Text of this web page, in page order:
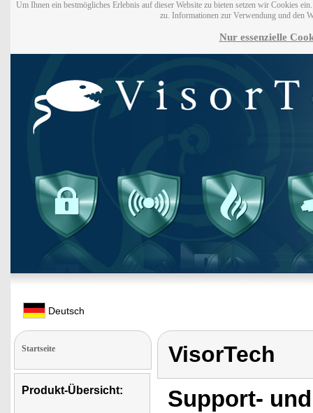
Um Ihnen ein bestmögliches Erlebnis auf dieser Website zu bieten setzen wir Cookies
zu. Informationen zur Verwendung und den
Nur essenzielle
Deutsch
Startseite
Produkt-Übersicht:
VisorTech
Support-